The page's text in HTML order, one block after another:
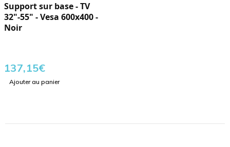
Support sur base - TV
32"-55" - Vesa 600x400 -
Noir
137,15€
Ajouter au panier